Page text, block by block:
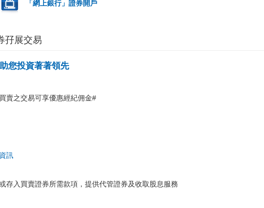
「網上銀行」證券開戶
孖展交易
您投資著著領先
賣之交易可享優惠經紀佣金#
訊
存入買賣證券所需款項，提供代管證券及收取股息服務